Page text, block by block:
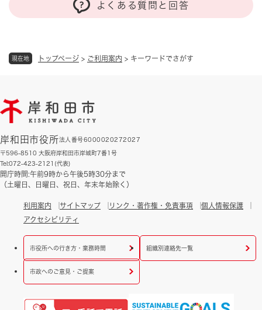
現在地 トップページ > ご利用案内 > キーワードでさがす
よくある質問と回答
岸和田市役所法人番号6000020272027
〒596-8510 大阪府岸和田市岸城町7番1号
Tel:072-423-2121(代表)
開庁時間:午前9時から午後5時30分まで
（土曜日、日曜日、祝日、年末年始除く）
利用案内 サイトマップ リンク・著作権・免責事項
個人情報保護
アクセシビリティ
市役所への行き方・業務時間 組織別連絡先一覧
市政へのご意見・ご提案